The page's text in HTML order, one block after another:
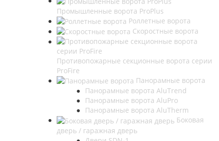
Промышленные ворота ProPlus
Роллетные ворота
Скоростные ворота
Противопожарные секционные ворота серии
ProFire
Панорамные ворота
Панорамные ворота AluTrend
Панорамные ворота AluPro
Панорамные ворота AluTherm
Боковая
дверь / гаражная дверь